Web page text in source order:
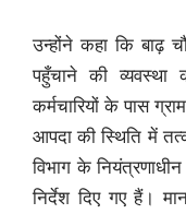
उन्होंने कहा कि बाढ़
पहुँचाने की व्यवस्था
कर्मचारियों के पास
आपदा की स्थिति में
विभाग के
निर्देश दिए गए हैं।